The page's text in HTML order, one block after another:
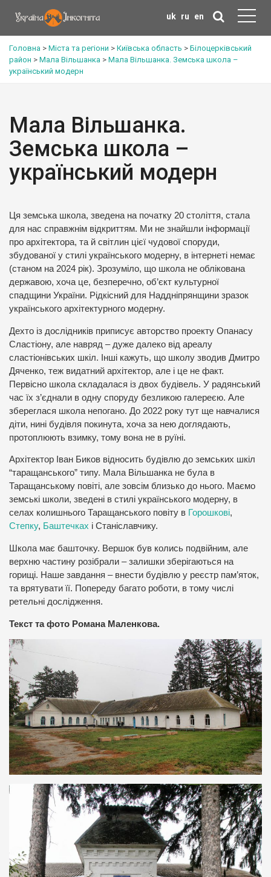
uk ru en
Головна > Міста та регіони > Київська область > Білоцерківський
район > Мала Вільшанка > Мала Вільшанка. Земська школа –
український модерн
Мала Вільшанка.
Земська школа –
український модерн
Ця земська школа, зведена на початку 20 століття, стала
для нас справжнім відкриттям. Ми не знайшли інформації
про архітектора, та й світлин цієї чудової споруди,
збудованої у стилі українського модерну, в інтернеті немає
(станом на 2024 рік). Зрозуміло, що школа не облікована
державою, хоча це, безперечно, об’єкт культурної
спадщини України. Рідкісний для Наддніпрянщини зразок
українського архітектурного модерну.
Дехто із дослідників приписує авторство проекту Опанасу
Сластіону, але навряд – дуже далеко від ареалу
сластіонівських шкіл. Інші кажуть, що школу зводив Дмитро
Дяченко, теж видатний архітектор, але і це не факт.
Первісно школа складалася із двох будівель. У радянський
час їх з’єднали в одну споруду безликою галереєю. Але
збереглася школа непогано. До 2022 року тут ще навчалися
діти, нині будівля покинута, хоча за нею доглядають,
протоплюють взимку, тому вона не в руїні.
Архітектор Іван Биков відносить будівлю до земських шкіл
“таращанського” типу. Мала Вільшанка не була в
Таращанському повіті, але зовсім близько до нього. Маємо
земські школи, зведені в стилі українського модерну, в
селах колишнього Таращанського повіту в Горошкові,
Степку, Баштечках і Станіславчику.
Школа має башточку. Вершок був колись подвійним, але
верхню частину розібрали – залишки зберігаються на
горищі. Наше завдання – внести будівлю у реєстр пам’яток,
та врятувати її. Попереду багато роботи, в тому числі
ретельні дослідження.
Текст та фото Романа Маленкова.